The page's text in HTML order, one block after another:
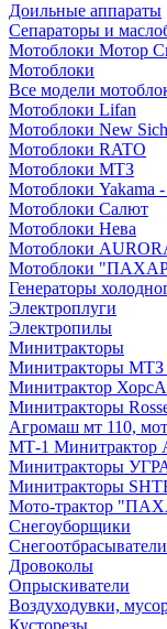
Доильные аппараты
Сепараторы и
Мотоблоки Мотор
Мотоблоки
Все модели
Мотоблоки Lifan
Мотоблоки New
Мотоблоки RATO
Мотоблоки МТЗ
Мотоблоки Yakama
Мотоблоки Салют
Мотоблоки Нева
Мотоблоки
Мотоблоки
Генераторы
Электроплуги
Электропилы
Минитракторы
Минитракторы МТЗ
Минитрактор
Минитракторы
Агромаш мт 110,
МТ-1 Минитрактор
Минитракторы
Минитракторы
Мото-трактор
Снегоуборщики
Дровоколы
Опрыскиватели
Воздуходувки,
Кусторезы